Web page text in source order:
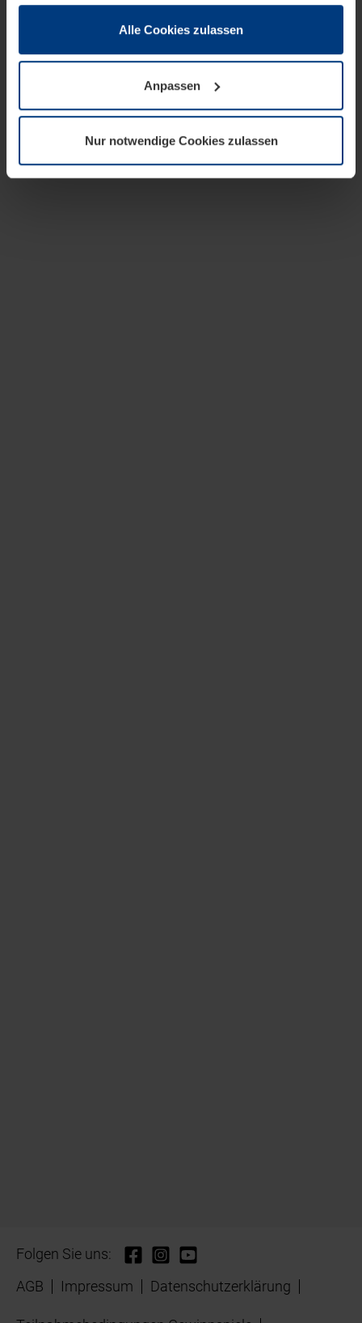
sie im Rahmen Ihrer Nutzung der Dienste gesammelt
wenn diese für den Betrieb dieser Seite unbedingt
notwendig sind. Für alle anderen Cookie-Typen benötigen
wir Ihre Erlaubnis. Ihre Einwilligung können Sie jederzeit
Datenschutzerklärungunserer Website ändern oder
widerrufen.
Alle Cookies zulassen
Anpassen
Nur notwendige Cookies zulassen
Folgen Sie uns:
AGB
Impressum Datenschutzerklärung